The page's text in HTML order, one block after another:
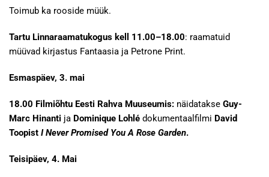
Toimub ka rooside müük.
Tartu Linnaraamatukogus kell 11.00–18.00: raamatuid
müüvad kirjastus Fantaasia ja Petrone Print.
Esmaspäev, 3. mai
18.00 Filmiõhtu Eesti Rahva Muuseumis: näidatakse Guy-
Marc Hinanti ja Dominique Lohlé dokumentaalfilmi David
Toopist I Never Promised You A Rose Garden.
Teisipäev, 4. Mai